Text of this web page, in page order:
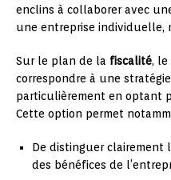
enclins à collaborer avec
une entreprise individuelle,
Sur le plan de la fiscalité, le
correspondre à une
particulièrement en optant
Cette option permet
De distinguer clairement
des bénéfices de